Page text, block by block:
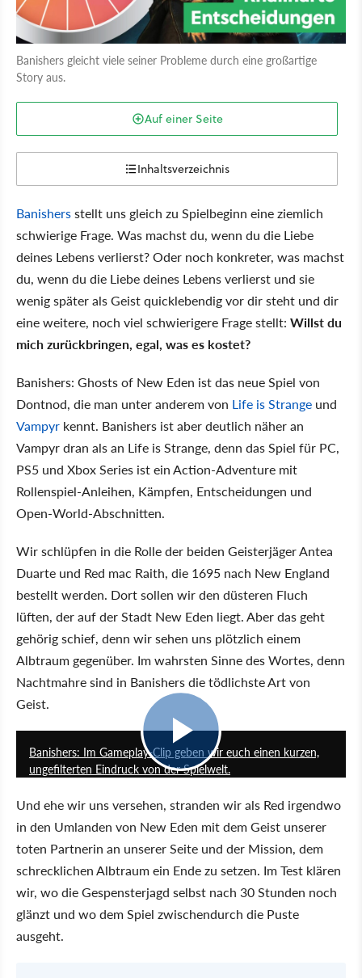
Banishers gleicht viele seiner Probleme durch eine großartige
Story aus.
Auf einer Seite
Inhaltsverzeichnis
Banishersstellt uns gleich zu Spielbeginn eine ziemlich
schwierige Frage. Was machst du, wenn du die Liebe
deines Lebens verlierst? Oder noch konkreter, was machst
du, wenn du die Liebe deines Lebens verlierst und sie
wenig später als Geist quicklebendig vor dir steht und dir
eine weitere, noch viel schwierigere Frage stellt: Willst du
mich zurückbringen, egal, was es kostet?
Banishers: Ghosts of New Eden ist das neue Spiel von
Dontnod, die man unter anderem von Life is Strange und
Vampyr kennt. Banishers ist aber deutlich näher an
Vampyr dran als an Life is Strange, denn das Spiel für PC,
PS5 und Xbox Series ist ein Action-Adventure mit
Rollenspiel-Anleihen, Kämpfen, Entscheidungen und
Open-World-Abschnitten.
Wir schlüpfen in die Rolle der beiden Geisterjäger Antea
Duarte und Red mac Raith, die 1695 nach New England
bestellt werden. Dort sollen wir den düsteren Fluch
lüften, der auf der Stadt New Eden liegt. Aber das geht
gehörig schief, denn wir sehen uns plötzlich einem
Albtraum gegenüber. Im wahrsten Sinne des Wortes, denn
Nachtmahre sind in Banishers die tödlichste Art von
Geist.
Banishers: Im Gameplay-Clip geben wir euch einen kurzen,
ungefilterten Eindruck von der Spielwelt.
Und ehe wir uns versehen, stranden wir als Red irgendwo
in den Umlanden von New Eden mit dem Geist unserer
toten Partnerin an unserer Seite und der Mission, dem
schrecklichen Albtraum ein Ende zu setzen. Im Test klären
wir, wo die Gespensterjagd selbst nach 30 Stunden noch
glänzt und wo dem Spiel zwischendurch die Puste
ausgeht.